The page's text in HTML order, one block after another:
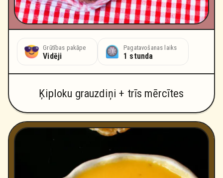
Grūtības pakāpe
Vidēji
Pagatavošanas laiks
1 stunda
Ķiploku grauzdiņi + trīs mērcītes